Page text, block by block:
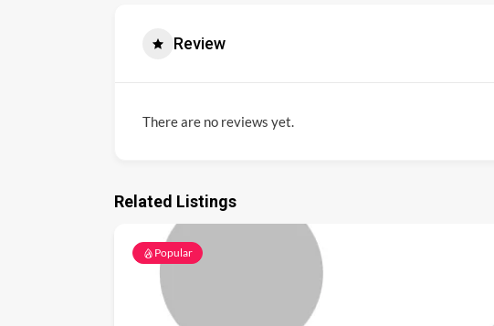
Review
There are no reviews yet.
Related Listings
Popular